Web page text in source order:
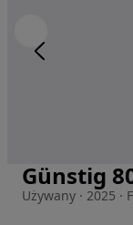
Zdjęcie 1 z 34
Günstig
Używany · 2025 ·